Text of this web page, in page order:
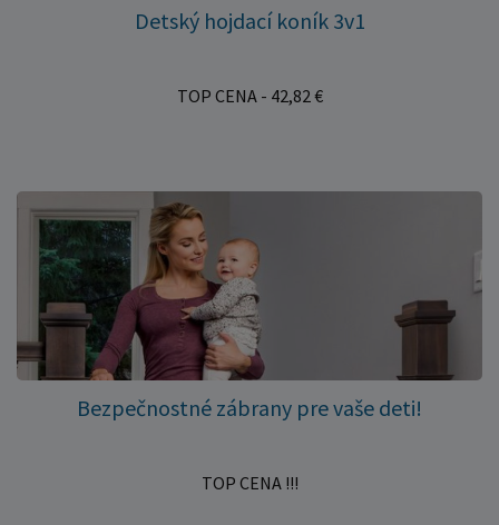
Detský hojdací koník 3v1
TOP CENA - 42,82 €
Bezpečnostné zábrany pre vaše deti!
TOP CENA !!!